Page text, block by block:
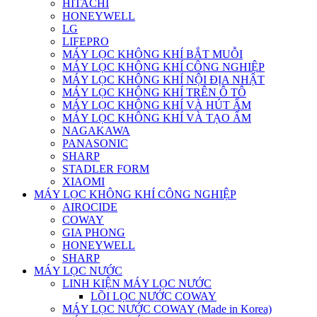
HITACHI
HONEYWELL
LG
LIFEPRO
MÁY LỌC KHÔNG KHÍ BẮT MUỖI
MÁY LỌC KHÔNG KHÍ CÔNG NGHIỆP
MÁY LỌC KHÔNG KHÍ NỘI ĐỊA NHẬT
MÁY LỌC KHÔNG KHÍ TRÊN Ô TÔ
MÁY LỌC KHÔNG KHÍ VÀ HÚT ẨM
MÁY LỌC KHÔNG KHÍ VÀ TẠO ẨM
NAGAKAWA
PANASONIC
SHARP
STADLER FORM
XIAOMI
MÁY LỌC KHÔNG KHÍ CÔNG NGHIỆP
AIROCIDE
COWAY
GIA PHONG
HONEYWELL
SHARP
MÁY LỌC NƯỚC
LINH KIỆN MÁY LỌC NƯỚC
LÕI LỌC NƯỚC COWAY
MÁY LỌC NƯỚC COWAY (Made in Korea)